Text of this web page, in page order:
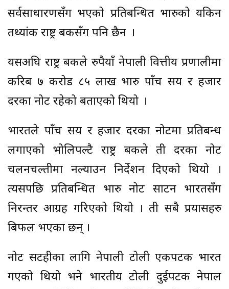
सर्वसाधारणसँग भएको प्रतिबन्धित भारुको यकिन
तथ्यांक राष्ट्र बैंकसँग पनि छैन ।
यसअघि राष्ट्र बैंकले रुपैयाँ नेपाली वित्तीय प्रणालीमा
करिब ७ करोड ८५ लाख भारु पाँच सय र हजार
दरका नोट रहेको बताएको थियो ।
भारतले पाँच सय र हजार दरका नोटमा प्रतिबन्ध
लगाएको भोलिपल्टै राष्ट्र बैंकले ती दरका नोट
चलनचल्तीमा नल्याउन निर्देशन दिएको थियो ।
त्यसपछि प्रतिबन्धित भारु नोट साटन भारतसँग
निरन्तर आग्रह गरिएको थियो । ती सबै प्रयासहरु
बिफल भएका छन् ।
नोट सटहीका लागि नेपाली टोली एकपटक भारत
गएको थियो भने भारतीय टोली दुईपटक नेपाल